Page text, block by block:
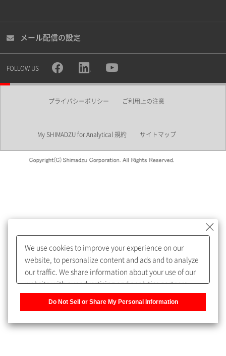
所属部署
めします。
My SHIMADZU for Analyticalへ登録いただくと、技術情報や
取扱説明書・Webinarなどの閲覧ができます。
うになります。
メール配信の設定
FOLLOW US
プライバシーポリシー ご利用上の注意
My SHIMADZU for Analytical 規約 サイトマップ
We use cookies to improve your experience on our
website, to personalize content and ads and to analyze
our traffic. We share information about your use of our
website with our advertising and analytics partners,
Do Not Sell or Share My Personal Information